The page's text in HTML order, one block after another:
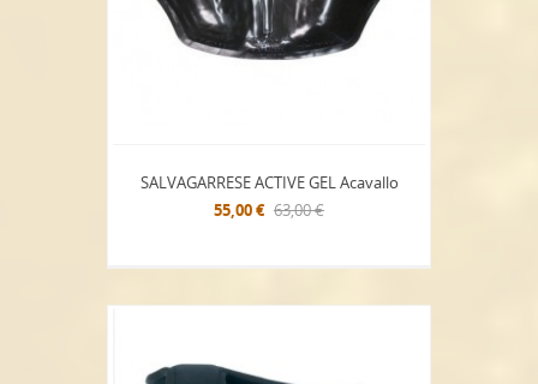
SALVAGARRESE ACTIVE GEL Acavallo
55,00 € 63,00 €